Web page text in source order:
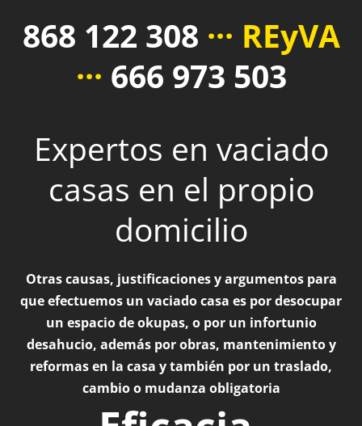
868 122 308 ··· REyVA
··· 666 973 503
Expertos en vaciado
casas en el propio
domicilio
Otras causas, justificaciones y argumentos para
que efectuemos un vaciado casa es por desocupar
un espacio de okupas, o por un infortunio
desahucio, además por obras, mantenimiento y
reformas en la casa y también por un traslado,
cambio o mudanza obligatoria